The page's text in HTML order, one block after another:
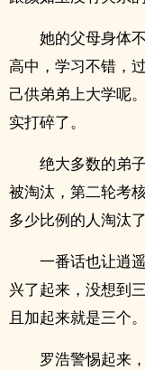
她的父母身体
高中，学习不错，
己供弟弟上大学呢
实打碎了。
绝大多数的弟
被淘汰，第二轮考
多少比例的人淘汰了
一番话也让逍
兴了起来，没想到
且加起来就是三个。
罗浩警惕起来